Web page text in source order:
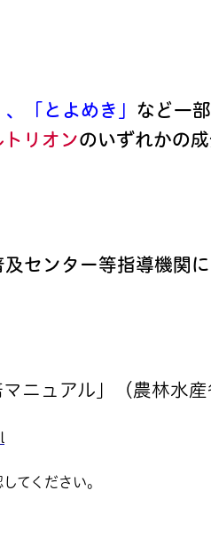
「とよめき」 など一
リオンのいずれかの
センター等指導機関
ニュアル」（農林水
てください。